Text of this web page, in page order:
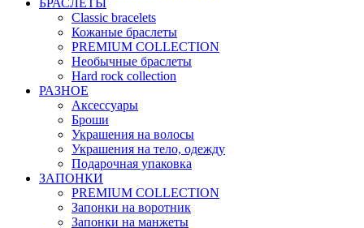
БРАСЛЕТЫ
Classic bracelets
Кожаные браслеты
PREMIUM COLLECTION
Необычные браслеты
Hard rock collection
РАЗНОЕ
Аксессуары
Броши
Украшения на волосы
Украшения на тело, одежду
Подарочная упаковка
ЗАПОНКИ
PREMIUM COLLECTION
Запонки на воротник
Запонки на манжеты